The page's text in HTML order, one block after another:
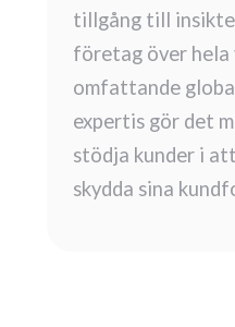
tillgång till
företag över hela
omfattande
expertis gör det
stödja kunder i
skydda sina